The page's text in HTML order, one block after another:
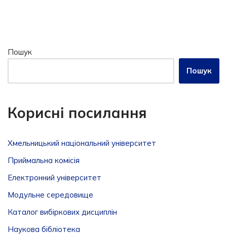
Пошук
Пошук
Корисні посилання
Хмельницький національний університет
Приймальна комісія
Електронний університет
Модульне середовище
Каталог вибіркових дисциплін
Наукова бібліотека